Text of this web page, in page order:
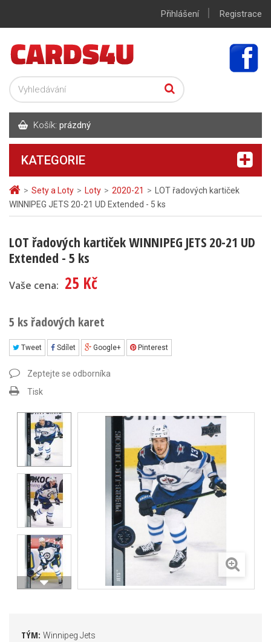
> Sety a Loty > Loty > 2020-21 >
LOT řadových kartiček
WINNIPEG JETS 20-21 UD Extended - 5 ks
LOT řadových kartiček WINNIPEG JETS 20-21 UD
Extended - 5 ks
Vaše cena: 25 Kč
5 ks řadových karet
Tweet Sdílet Google+ Pinterest
Zeptejte se odborníka
Tisk
TÝM: Winnipeg Jets
Přihlášení | Registrace
Košík: prázdný
KATEGORIE